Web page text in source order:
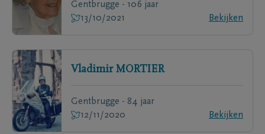
Gentbrugge - 106 jaar
13/10/2021
Bekijken
Vladimir MORTIER
Gentbrugge - 84 jaar
12/11/2020
Bekijken